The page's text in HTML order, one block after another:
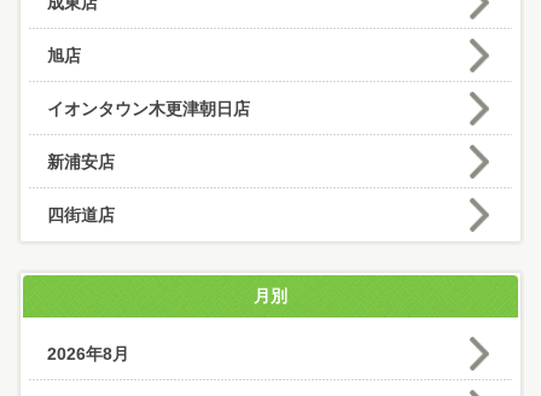
旭店
イオンタウン木更津朝日店
新浦安店
四街道店
月別
2026年8月